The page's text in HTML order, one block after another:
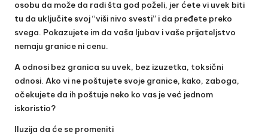
osobu da može da radi šta god poželi, jer ćete vi uvek biti
tu da uključite svoj “viši nivo svesti” i da pređete preko
svega. Pokazujete im da vaša ljubav i vaše prijateljstvo
nemaju granice ni cenu.
A odnosi bez granica su uvek, bez izuzetka, toksični
odnosi. Ako vi ne poštujete svoje granice, kako, zaboga,
očekujete da ih poštuje neko ko vas je već jednom
iskoristio?
Iluzija da će se promeniti